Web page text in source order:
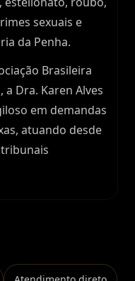
sexuais e
da Penha.
Brasileira
Dra. Karen Alves
em demandas
atuando desde